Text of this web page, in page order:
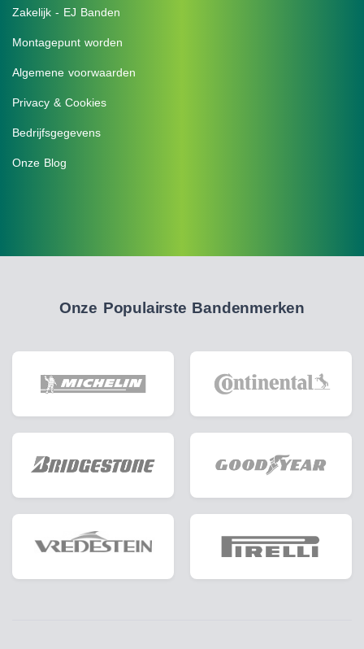
Zakelijk - EJ Banden
Montagepunt worden
Algemene voorwaarden
Privacy & Cookies
Bedrijfsgegevens
Onze Blog
Onze Populairste Bandenmerken